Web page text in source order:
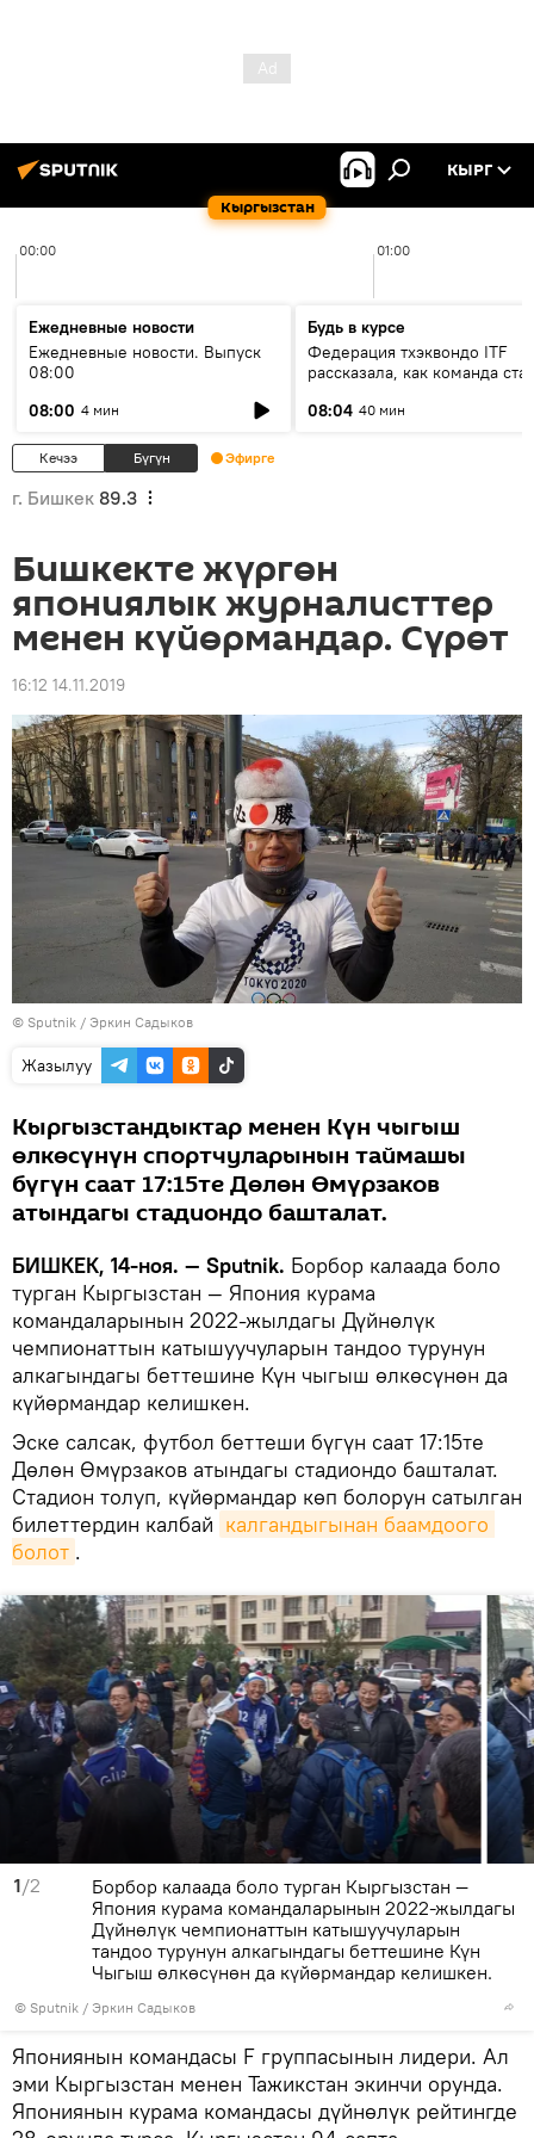
Кыргызстан
КЫРГ
00:00 01:00
Ежедневные новости
Ежедневные новости. Выпуск
08:00
08:00 4 мин
Будь в курсе
Федерация тхэквондо ITF
рассказала, как команда
08:04 40 мин
Кечээ Бүгүн Эфирге
г. Бишкек 89.3
Бишкекте жүргөн
япониялык журналисттер
менен күйөрмандар. Сүрөт
16:12 14.11.2019
© Sputnik / Эркин Садыков
Жазылуу
Кыргызстандыктар менен Күн чыгыш
өлкөсүнүн спортчуларынын таймашы
бүгүн саат 17:15те Дөлөн Өмүрзаков
атындагы стадиондо башталат.
БИШКЕК, 14-ноя. — Sputnik. Борбор калаада боло
турган Кыргызстан — Япония курама
командаларынын 2022-жылдагы Дүйнөлүк
чемпионаттын катышуучуларын тандоо турунун
алкагындагы беттешине Күн чыгыш өлкөсүнөн да
күйөрмандар келишкен.
Эске салсак, футбол беттеши бүгүн саат 17:15те
Дөлөн Өмүрзаков атындагы стадиондо башталат.
Стадион толуп, күйөрмандар көп болорун сатылган
билеттердин калбай калгандыгынан баамдоого
болот .
1/2
© Sputnik / Эркин Садыков
Борбор калаада боло турган Кыргызстан —
Япония курама командаларынын 2022-жылдагы
Дүйнөлүк чемпионаттын катышуучуларын
тандоо турунун алкагындагы беттешине Күн
Чыгыш өлкөсүнөн да күйөрмандар келишкен.
Япониянын командасы F группасынын лидери. Ал
эми Кыргызстан менен Тажикстан экинчи орунда.
Япониянын курама командасы дүйнөлүк рейтингде